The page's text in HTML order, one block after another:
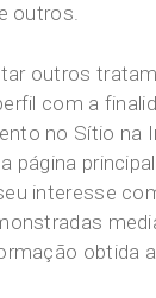
outros.
outros
com a
no Sítio na
página
interesse
obtida